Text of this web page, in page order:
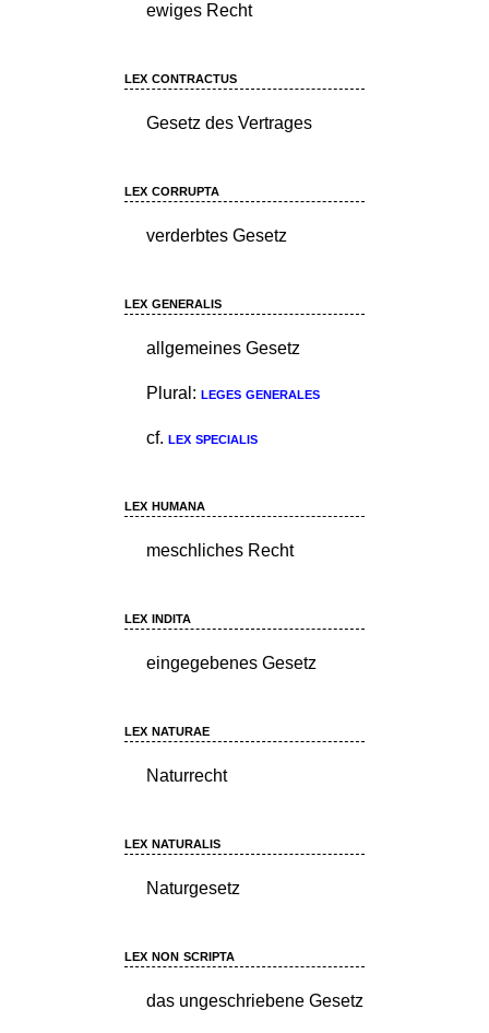
ewiges Recht
lex contractus
Gesetz des Vertrages
lex corrupta
verderbtes Gesetz
lex generalis
allgemeines Gesetz
Plural: leges generales
cf. lex specialis
lex humana
meschliches Recht
lex indita
eingegebenes Gesetz
lex naturae
Naturrecht
lex naturalis
Naturgesetz
lex non scripta
das ungeschriebene Gesetz